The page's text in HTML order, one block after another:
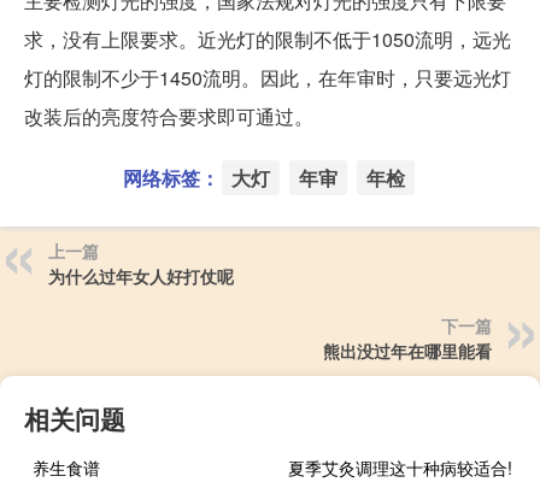
求，没有上限要求。近光灯的限制不低于1050流明，远光
灯的限制不少于1450流明。因此，在年审时，只要远光灯
改装后的亮度符合要求即可通过。
网络标签： 大灯 年审 年检
上一篇
为什么过年女人好打仗呢
下一篇
熊出没过年在哪里能看
相关问题
养生食谱
夏季艾灸调理这十种病较适合!